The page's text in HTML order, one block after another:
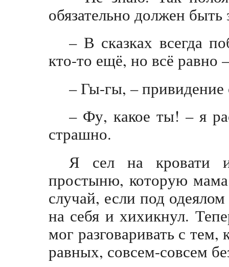
обязательно должен
– В сказках всегда
кто-то ещё, но всё равно
– Гы-гы, –
– Фу, какое ты! – я
страшно.
Я сел на кровати
простыню, которую мама
случай, если под
на себя и хихикнул.
мог разговаривать с
равных, совсем-совсем